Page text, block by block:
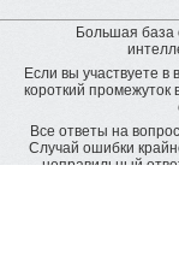
Большая база
Если вы участвуете в
короткий промежуток
Все ответы на
Случай ошибки
неправильный